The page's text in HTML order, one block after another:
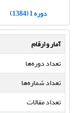
دوره 1 (1384)
آمار و ارقام
تعداد دوره‌ها
تعداد شماره‌ها
تعداد مقالات